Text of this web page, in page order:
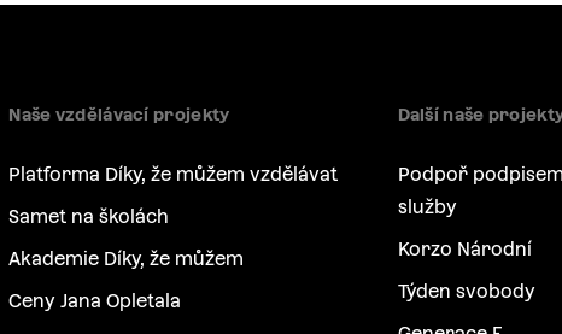
Naše vzdělávací projekty
Platforma Díky, že můžem vzdělávat
Samet na školách
Akademie Díky, že můžem
Ceny Jana Opletala
Další naše
Podpoř
služby
Korzo Národní
Týden svobody